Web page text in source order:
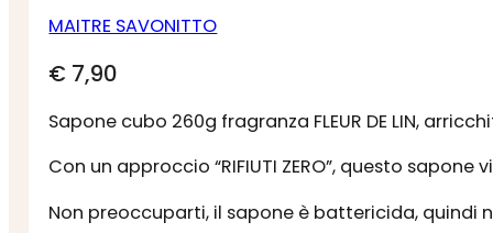
MAITRE SAVONITTO
€ 7,90
Sapone cubo 260g fragranza FLEUR DE LIN,
Con un approccio “RIFIUTI ZERO”, questo
Non preoccuparti, il sapone è battericida, quindi